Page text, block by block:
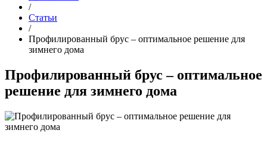
/
Статьи
/
Профилированный брус – оптимальное решение для
зимнего дома
Профилированный брус – оптимальное
решение для зимнего дома